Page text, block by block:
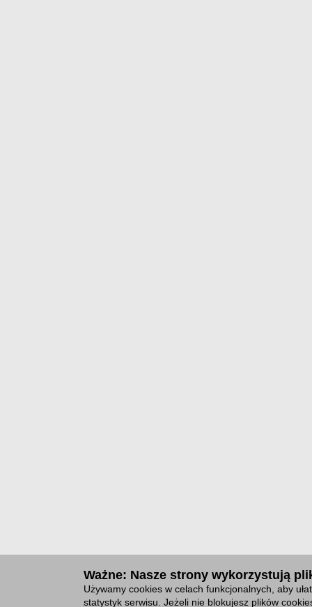
Ważne: Nasze strony wykorzystują
Używamy cookies w celach funkcjonalnych, aby
statystyk serwisu. Jeżeli nie blokujesz plików